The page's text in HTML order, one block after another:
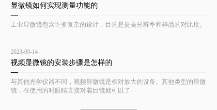
显微镜如何实现测量功能的
工业显微镜包含许多复杂的设计，目的是提高分辨率和样品的对比度。
2023-09-14
视频显微镜的安装步骤是怎样的
与其他光学仪器不同，视频显微镜是相对放大的设备。其他类型的显微
镜，在使用的时眼睛直接对着目镜就可以了